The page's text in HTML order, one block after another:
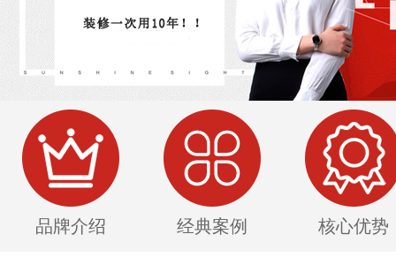
品牌介绍 经典案例 核心优势